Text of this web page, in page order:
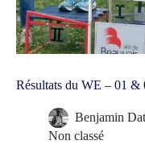
Résultats du WE – 01
Benjamin
Non classé